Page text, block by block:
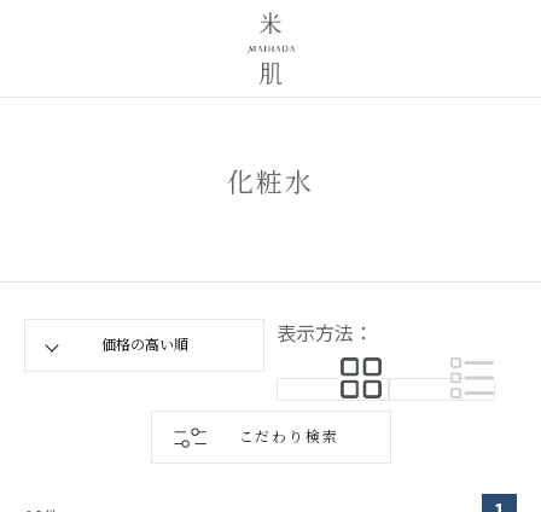
化粧水
表示方法：
こだわり検索